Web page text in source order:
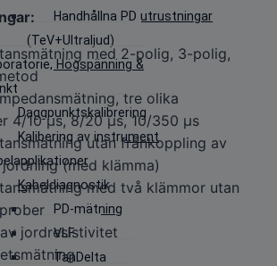
Handhållna PD utrustningar
(TeV+Ultraljud)
Högspänning &
Daggpunktskalibrering
Kalibering av instrument
Kabeldiagnostik
PD-mätning
VLF
TanDelta
med 2-polig, 3-polig,
tre olika
4/10 μs, 8/20 μs, 10/350 μs
utan frånkoppling av
(med klämma)
med två klämmor utan
jordresistivitet